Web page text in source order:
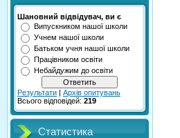
Шановний відвідувач, ви є
Випускником нашої школи
Учнем нашої школи
Батьком учня нашої школи
Працівником освіти
Небайдужим до освіти
Результати | Архів опитувань
Всього відповідей: 219
Статистика